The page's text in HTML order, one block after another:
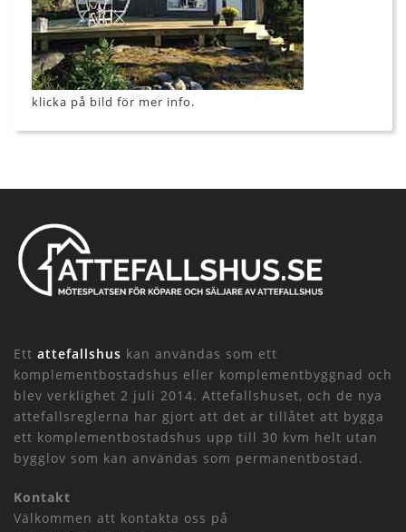
klicka på bild för mer info.
Ett attefallshus kan användas som ett
komplementbostadshus eller komplementbyggnad och
blev verklighet 2 juli 2014. Attefallshuset, och de nya
attefallsreglerna har gjort att det är tillåtet att bygga
ett komplementbostadshus upp till 30 kvm helt utan
bygglov som kan användas som permanentbostad.
Kontakt
Välkommen att kontakta oss på